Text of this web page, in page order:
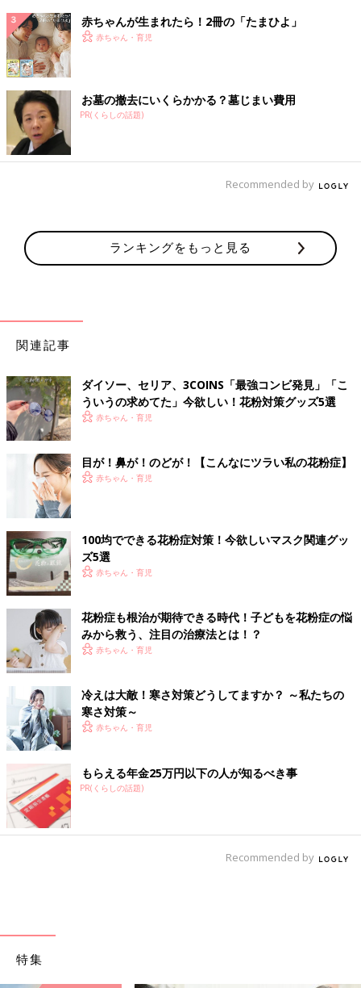
赤ちゃんが生まれたら！2冊の「たまひよ」
赤ちゃん・育児
お墓の撤去にいくらかかる？墓じまい費用
PR(くらしの話題)
Recommended by
ランキングをもっと見る
関連記事
ダイソー、セリア、3COINS「最強コンビ発見」「こ
ういうの求めてた」今欲しい！花粉対策グッズ5選
赤ちゃん・育児
目が！鼻が！のどが！【こんなにツラい私の花粉症】
赤ちゃん・育児
100均でできる花粉症対策！今欲しいマスク関連グッ
ズ5選
赤ちゃん・育児
花粉症も根治が期待できる時代！子どもを花粉症の悩
みから救う、注目の治療法とは！？
赤ちゃん・育児
冷えは大敵！寒さ対策どうしてますか？ ～私たちの
寒さ対策～
赤ちゃん・育児
もらえる年金25万円以下の人が知るべき事
PR(くらしの話題)
Recommended by
特集